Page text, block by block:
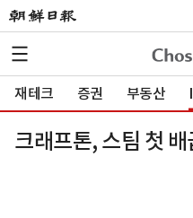
재테크 증권 부동산
크래프톤, 스팀 첫